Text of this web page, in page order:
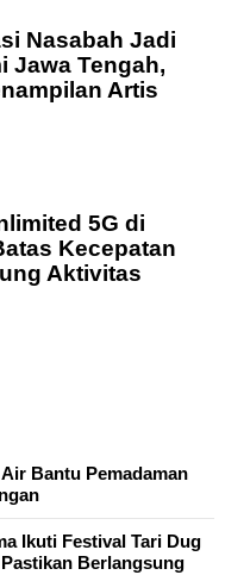
Nasabah Jadi
Jawa Tengah,
Artis
5G di
Kecepatan
Aktivitas
Bantu Pemadaman
Ikuti Festival Tari Dug
Berlangsung